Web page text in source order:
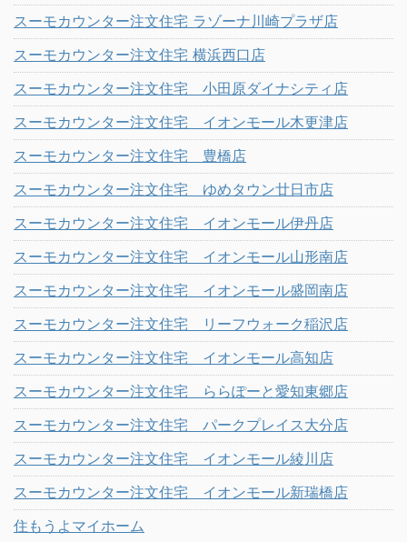
スーモカウンター注文住宅 ラゾーナ川崎プラザ店
スーモカウンター注文住宅 横浜西口店
スーモカウンター注文住宅 小田原ダイナシティ店
スーモカウンター注文住宅 イオンモール木更津店
スーモカウンター注文住宅 豊橋店
スーモカウンター注文住宅 ゆめタウン廿日市店
スーモカウンター注文住宅 イオンモール伊丹店
スーモカウンター注文住宅 イオンモール山形南店
スーモカウンター注文住宅 イオンモール盛岡南店
スーモカウンター注文住宅 リーフウォーク稲沢店
スーモカウンター注文住宅 イオンモール高知店
スーモカウンター注文住宅 ららぽーと愛知東郷店
スーモカウンター注文住宅 パークプレイス大分店
スーモカウンター注文住宅 イオンモール綾川店
スーモカウンター注文住宅 イオンモール新瑞橋店
住もうよマイホーム